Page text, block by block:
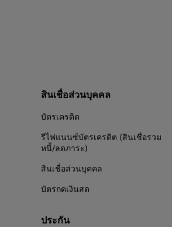
สินเชื่อส่วนบุคคล
บัตรเครดิต
รีไฟแนนซ์บัตรเครดิต (สินเชื่อรวม
หนี้/ลดภาระ)
สินเชื่อส่วนบุคคล
บัตรกดเงินสด
ประกัน